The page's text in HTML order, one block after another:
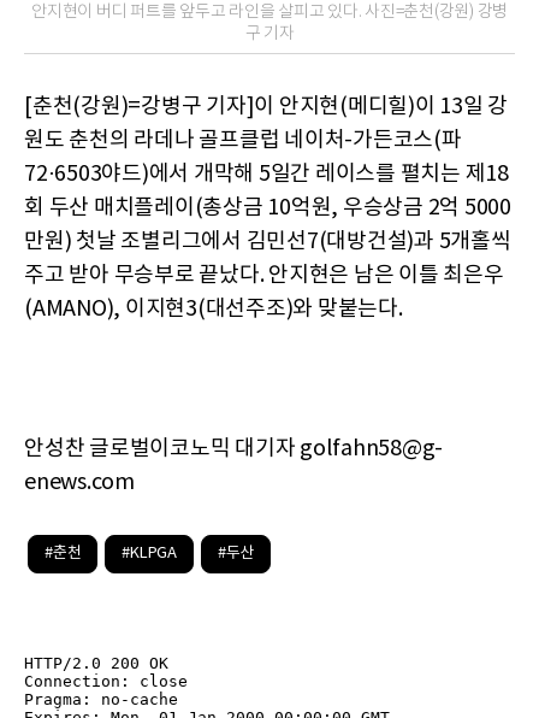
안지현이 버디 퍼트를 앞두고 라인을 살피고 있다. 사진=춘천(강원) 강병
구 기자
[춘천(강원)=강병구 기자]이 안지현(메디힐)이 13일 강
원도 춘천의 라데나 골프클럽 네이처-가든코스(파
72·6503야드)에서 개막해 5일간 레이스를 펼치는 제18
회 두산 매치플레이(총상금 10억원, 우승상금 2억 5000
만원) 첫날 조별리그에서 김민선7(대방건설)과 5개홀씩
주고 받아 무승부로 끝났다. 안지현은 남은 이틀 최은우
(AMANO), 이지현3(대선주조)와 맞붙는다.
안성찬 글로벌이코노믹 대기자 golfahn58@g-
enews.com
#춘천 #KLPGA #두산